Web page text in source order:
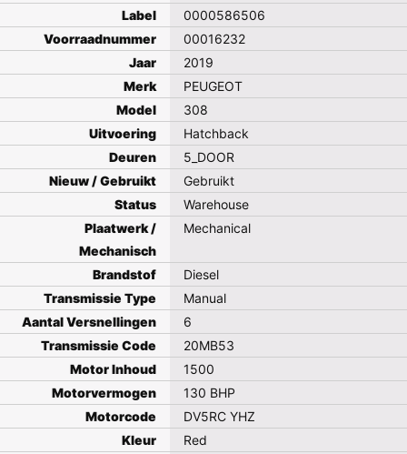
Label
0000586506
Voorraadnummer
00016232
Jaar
2019
Merk
PEUGEOT
Model
308
Uitvoering
Hatchback
Deuren
5_DOOR
Nieuw / Gebruikt
Gebruikt
Status
Warehouse
Plaatwerk /
Mechanisch
Mechanical
Brandstof
Diesel
Transmissie Type
Manual
Aantal Versnellingen
6
Transmissie Code
20MB53
Motor Inhoud
1500
Motorvermogen
130 BHP
Motorcode
DV5RC YHZ
Kleur
Red